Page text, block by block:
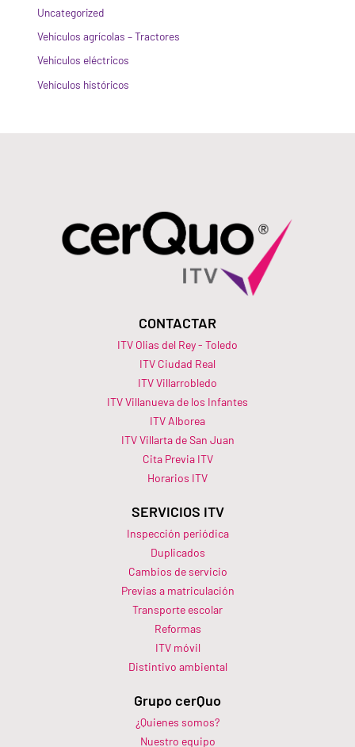
Uncategorized
Vehículos agrícolas – Tractores
Vehículos eléctricos
Vehículos históricos
CONTACTAR
ITV Olias del Rey - Toledo
ITV Ciudad Real
ITV Villarrobledo
ITV Villanueva de los Infantes
ITV Alborea
ITV Villarta de San Juan
Cita Previa ITV
Horarios ITV​
SERVICIOS ITV
Inspección periódica
Duplicados
Cambios de servicio
Previas a matriculación
Transporte escolar
Reformas
ITV móvil
Distintivo ambiental
Grupo cerQuo
¿Quienes somos?
Nuestro equipo